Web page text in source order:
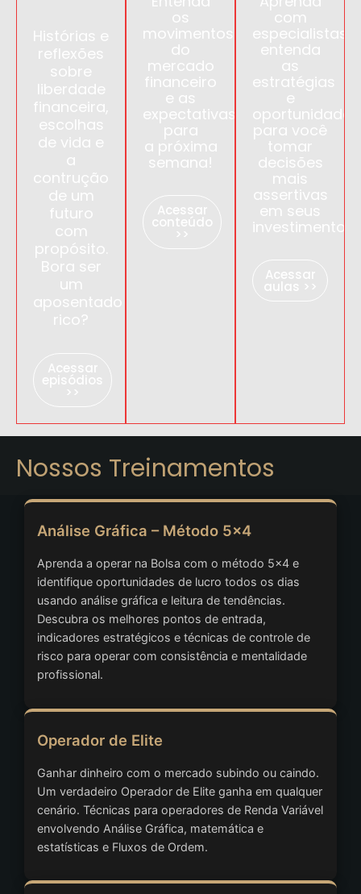
Histórias e
reflexões
sobre
liberdade
financeira,
escolhas
de vida e
a
contrução
de um
futuro
com
propósito.
Bora ser
um
aposentado
rico?
Acessar
episódios
>>
os
movimentos
do
mercado
financeiro
e as
expectativas
para
a próxima
semana!
Acessar
conteúdo
>>
com
especialistas,
entenda
as
estratégias
e
oportunidades
para você
tomar
decisões
mais
assertivas
em seus
investimentos.
Acessar
aulas >>
Nossos Treinamentos
Análise Gráfica – Método 5x4
Aprenda a operar na Bolsa com o método 5x4 e
identifique oportunidades de lucro todos os dias
usando análise gráfica e leitura de tendências.
Descubra os melhores pontos de entrada,
indicadores estratégicos e técnicas de controle de
risco para operar com consistência e mentalidade
profissional.
Operador de Elite
Ganhar dinheiro com o mercado subindo ou caindo.
Um verdadeiro Operador de Elite ganha em qualquer
cenário. Técnicas para operadores de Renda Variável
envolvendo Análise Gráfica, matemática e
estatísticas e Fluxos de Ordem.